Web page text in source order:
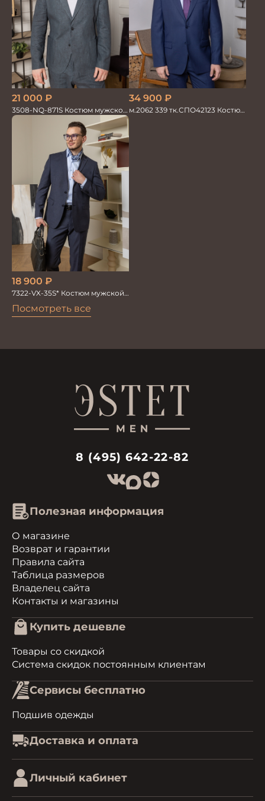
Посмотреть все
21 000 ₽
3508-NQ-871S Костюм мужской
двойка со льном в елочку
34 900 ₽
м.2062 339 тк.СПО42123 Костюм
18 900 ₽
7322-VX-35S* Костюм мужской
8 (495) 642-22-82
Полезная информация
О магазине
Возврат и гарантии
Правила сайта
Таблица размеров
Владелец сайта
Контакты и магазины
Купить дешевле
Товары со скидкой
Система скидок постоянным клиентам
Сервисы бесплатно
Подшив одежды
Доставка и оплата
Личный кабинет